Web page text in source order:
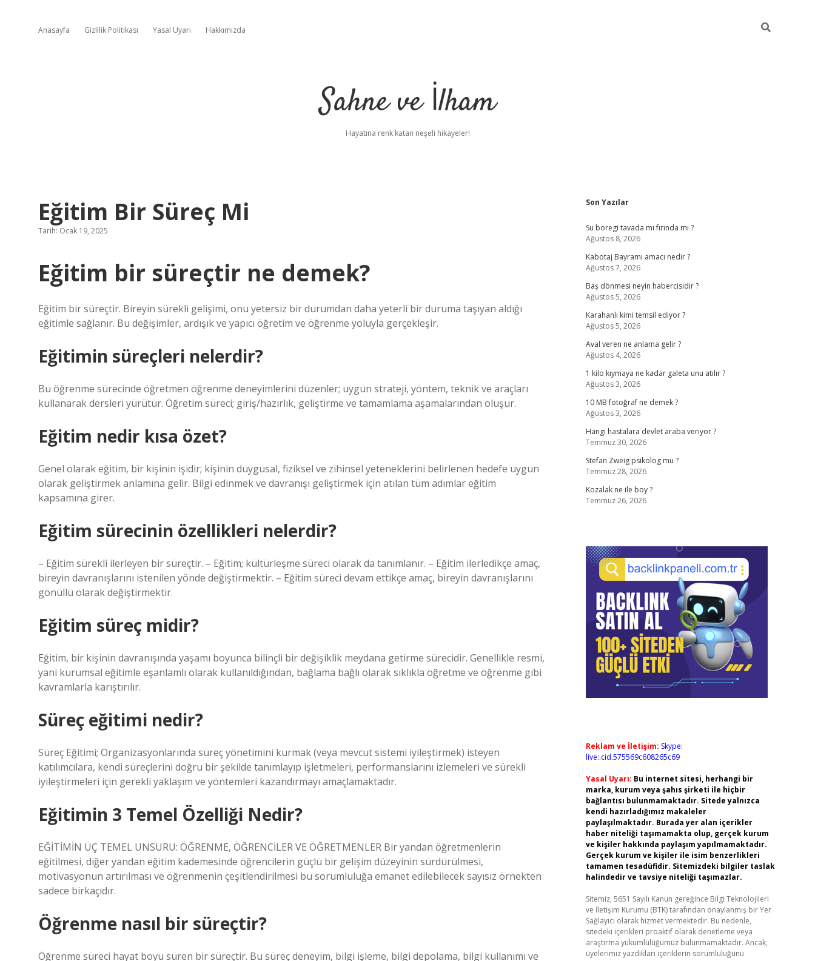
Anasayfa Gizlilik Politikası Yasal Uyarı Hakkımızda
Sahne ve İlham
Hayatına renk katan neşeli hikayeler!
Eğitim Bir Süreç Mi
Tarih: Ocak 19, 2025
Eğitim bir süreçtir ne demek?
Eğitim bir süreçtir. Bireyin sürekli gelişimi, onu yetersiz bir durumdan daha yeterli bir duruma taşıyan aldığı
eğitimle sağlanır. Bu değişimler, ardışık ve yapıcı öğretim ve öğrenme yoluyla gerçekleşir.
Eğitimin süreçleri nelerdir?
Bu öğrenme sürecinde öğretmen öğrenme deneyimlerini düzenler; uygun strateji, yöntem, teknik ve araçları
kullanarak dersleri yürütür. Öğretim süreci; giriş/hazırlık, geliştirme ve tamamlama aşamalarından oluşur.
Eğitim nedir kısa özet?
Genel olarak eğitim, bir kişinin işidir; kişinin duygusal, fiziksel ve zihinsel yeteneklerini belirlenen hedefe uygun
olarak geliştirmek anlamına gelir. Bilgi edinmek ve davranışı geliştirmek için atılan tüm adımlar eğitim
kapsamına girer.
Eğitim sürecinin özellikleri nelerdir?
– Eğitim sürekli ilerleyen bir süreçtir. – Eğitim; kültürleşme süreci olarak da tanımlanır. – Eğitim ilerledikçe amaç,
bireyin davranışlarını istenilen yönde değiştirmektir. – Eğitim süreci devam ettikçe amaç, bireyin davranışlarını
gönüllü olarak değiştirmektir.
Eğitim süreç midir?
Eğitim, bir kişinin davranışında yaşamı boyunca bilinçli bir değişiklik meydana getirme sürecidir. Genellikle resmi,
yani kurumsal eğitimle eşanlamlı olarak kullanıldığından, bağlama bağlı olarak sıklıkla öğretme ve öğrenme gibi
kavramlarla karıştırılır.
Süreç eğitimi nedir?
Süreç Eğitimi; Organizasyonlarında süreç yönetimini kurmak (veya mevcut sistemi iyileştirmek) isteyen
katılımcılara, kendi süreçlerini doğru bir şekilde tanımlayıp işletmeleri, performanslarını izlemeleri ve sürekli
iyileştirmeleri için gerekli yaklaşım ve yöntemleri kazandırmayı amaçlamaktadır.
Eğitimin 3 Temel Özelliği Nedir?
EĞİTİMİN ÜÇ TEMEL UNSURU: ÖĞRENME, ÖĞRENCİLER VE ÖĞRETMENLER Bir yandan öğretmenlerin
eğitilmesi, diğer yandan eğitim kademesinde öğrencilerin güçlü bir gelişim düzeyinin sürdürülmesi,
motivasyonun artırılması ve öğrenmenin çeşitlendirilmesi bu sorumluluğa emanet edilebilecek sayısız örnekten
sadece birkaçıdır.
Öğrenme nasıl bir süreçtir?
Öğrenme süreci hayat boyu süren bir süreçtir. Bu süreç deneyim, bilgi işleme, bilgi depolama, bilgi kullanımı ve
Sidebar
Son Yazılar
Su boregi tavada mı fırında mı ?
Ağustos 8, 2026
Kabotaj Bayramı amacı nedir ?
Ağustos 7, 2026
Baş dönmesi neyin habercisidir ?
Ağustos 5, 2026
Karahanlı kimi temsil ediyor ?
Ağustos 5, 2026
Aval veren ne anlama gelir ?
Ağustos 4, 2026
1 kilo kıymaya ne kadar galeta unu atılır ?
Ağustos 3, 2026
10 MB fotoğraf ne demek ?
Ağustos 3, 2026
Hangi hastalara devlet araba veriyor ?
Temmuz 30, 2026
Stefan Zweig psikolog mu ?
Temmuz 28, 2026
Kozalak ne ile boy ?
Temmuz 26, 2026
Reklam ve İletişim: Skype:
live:.cid.575569c608265c69
Yasal Uyarı: Bu internet sitesi, herhangi bir
marka, kurum veya şahıs şirketi ile hiçbir
bağlantısı bulunmamaktadır. Sitede yalnızca
kendi hazırladığımız makaleler
paylaşılmaktadır. Burada yer alan içerikler
haber niteliği taşımamakta olup, gerçek kurum
ve kişiler hakkında paylaşım yapılmamaktadır.
Gerçek kurum ve kişiler ile isim benzerlikleri
tamamen tesadüfidir. Sitemizdeki bilgiler taslak
halindedir ve tavsiye niteliği taşımazlar.
Sitemiz, 5651 Sayılı Kanun gereğince Bilgi Teknolojileri
ve İletişim Kurumu (BTK) tarafından onaylanmış bir Yer
Sağlayıcı olarak hizmet vermektedir. Bu nedenle,
sitedeki içerikleri proaktif olarak denetleme veya
araştırma yükümlülüğümüz bulunmamaktadır. Ancak,
üyelerimiz yazdıkları içeriklerin sorumluluğunu
ilbetvd casino giriş